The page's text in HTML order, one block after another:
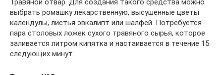
Травяной отвар. Для создания такого средства можно
выбрать ромашку лекарственную, высушенные цветы
календулы, листья эвкалипт или шалфей. Потребуется
пара столовых ложек сухого травяного сырья, которое
заливается литром кипятка и настаивается в течение 15
следующих минут.